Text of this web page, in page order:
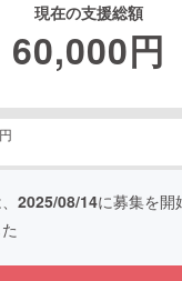
現在の支援総額
60,000円
円
2025/08/14に募集を開